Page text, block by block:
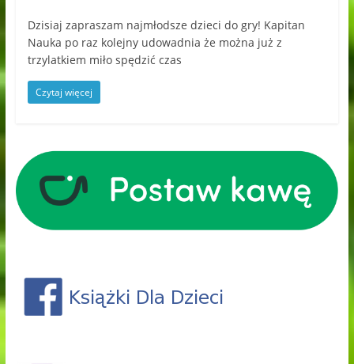
Dzisiaj zapraszam najmłodsze dzieci do gry! Kapitan
Nauka po raz kolejny udowadnia że można już z
trzylatkiem miło spędzić czas
Czytaj więcej